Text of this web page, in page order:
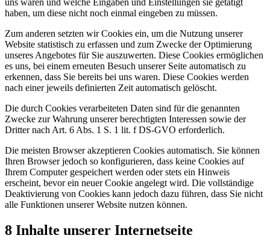
uns waren und welche Eingaben und Einstellungen sie getätigt
haben, um diese nicht noch einmal eingeben zu müssen.
Zum anderen setzten wir Cookies ein, um die Nutzung unserer
Website statistisch zu erfassen und zum Zwecke der Optimierung
unseres Angebotes für Sie auszuwerten. Diese Cookies ermöglichen
es uns, bei einem erneuten Besuch unserer Seite automatisch zu
erkennen, dass Sie bereits bei uns waren. Diese Cookies werden
nach einer jeweils definierten Zeit automatisch gelöscht.
Die durch Cookies verarbeiteten Daten sind für die genannten
Zwecke zur Wahrung unserer berechtigten Interessen sowie der
Dritter nach Art. 6 Abs. 1 S. 1 lit. f DS-GVO erforderlich.
Die meisten Browser akzeptieren Cookies automatisch. Sie können
Ihren Browser jedoch so konfigurieren, dass keine Cookies auf
Ihrem Computer gespeichert werden oder stets ein Hinweis
erscheint, bevor ein neuer Cookie angelegt wird. Die vollständige
Deaktivierung von Cookies kann jedoch dazu führen, dass Sie nicht
alle Funktionen unserer Website nutzen können.
8 Inhalte unserer Internetseite